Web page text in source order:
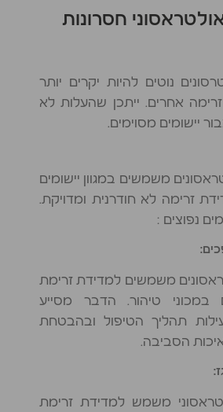
חסרונות
נוטים להיות יקרים יותר
אחרים. ייתכן שהעלות לא
יישומים מסוימים.
משמשים במגוון יישומים
זרימה לא חודרנית ומדויקת.
נפוצים :
משמשים למדידת זרימת
במכוני טיהור. הדבר מסייע
תהליך הטיפול ובהבטחת
הסביבה.
משמש למדידת זרימת